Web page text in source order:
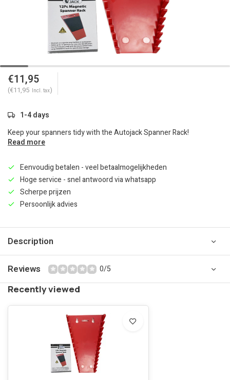
€11,95
(€11,95 Incl. tax)
1-4 days
Keep your spanners tidy with the Autojack Spanner Rack!
Read more
Eenvoudig betalen - veel betaalmogelijkheden
Hoge service - snel antwoord via whatsapp
Scherpe prijzen
Persoonlijk advies
Description
Reviews 0/5
Recently viewed